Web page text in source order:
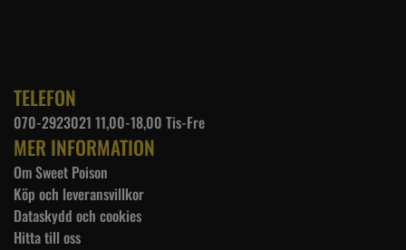
TELEFON
070-2923021 11,00-18,00 Tis-Fre
MER INFORMATION
Om Sweet Poison
Köp och leveransvillkor
Dataskydd och cookies
Hitta till oss